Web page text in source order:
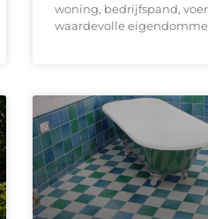
woning, bedrijfspand,
waardevolle